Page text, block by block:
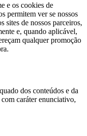
e os cookies de
permitem ver se nossos
sites de nossos parceiros,
e, quando aplicável,
qualquer promoção
dos conteúdos e da
caráter enunciativo,